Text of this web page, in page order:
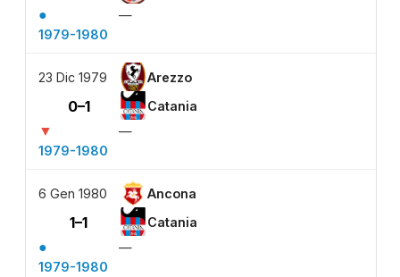
●
—
1979-1980
23 Dic 1979 Arezzo
0–1 Catania
▼
—
1979-1980
6 Gen 1980 Ancona
1–1 Catania
●
—
1979-1980